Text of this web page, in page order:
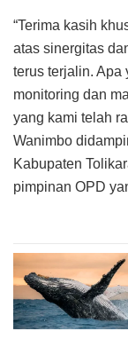
“Terima kasih
atas sinergitas
terus terjalin. Apa
monitoring dan
yang kami telah
Wanimbo
Kabupaten
pimpinan OPD